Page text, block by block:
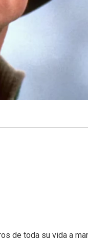
de toda su vida a